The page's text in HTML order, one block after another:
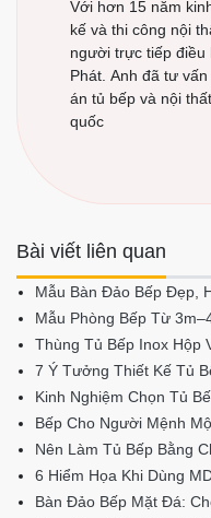
Với hơn 15 năm
kế và thi công nội
người trực tiếp điều
Phát. Anh đã tư
án tủ bếp và nội
quốc
Bài viết liên quan
Mẫu Bàn Đảo Bếp Đẹp,
Mẫu Phòng Bếp Từ
Thùng Tủ Bếp Inox Hộp
7 Ý Tưởng Thiết Kế Tủ
Kinh Nghiệm Chọn Tủ
Bếp Cho Người Mệnh
Nên Làm Tủ Bếp Bằng
6 Hiểm Họa Khi Dùng
Bàn Đảo Bếp Mặt Đá: